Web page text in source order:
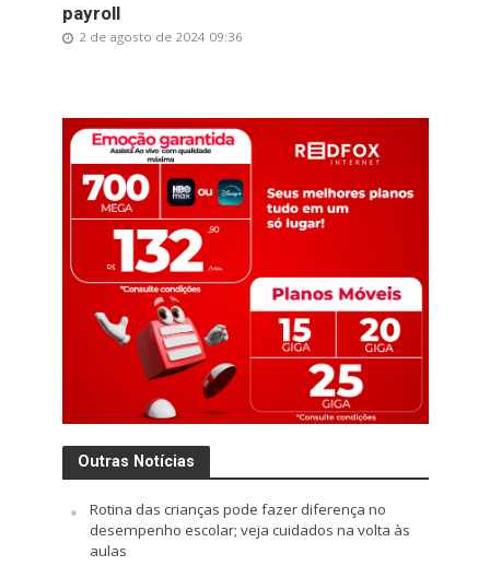
payroll
2 de agosto de 2024 09:36
Outras Notícias
Rotina das crianças pode fazer diferença no
desempenho escolar; veja cuidados na volta às
aulas